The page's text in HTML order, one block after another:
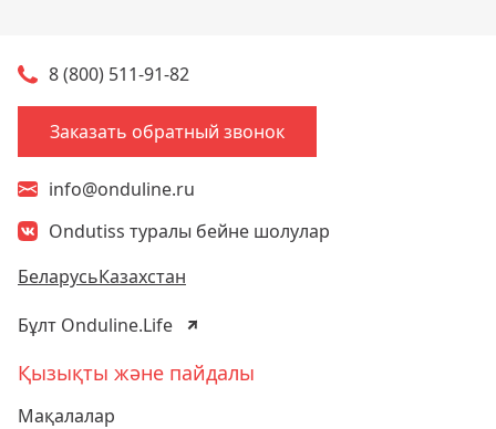
8 (800) 511-91-82
Заказать обратный звонок
info@onduline.ru
Ondutiss туралы бейне шолулар
БеларусьКазахстан
Бұлт Onduline.Life
Қызықты және пайдалы
Мақалалар